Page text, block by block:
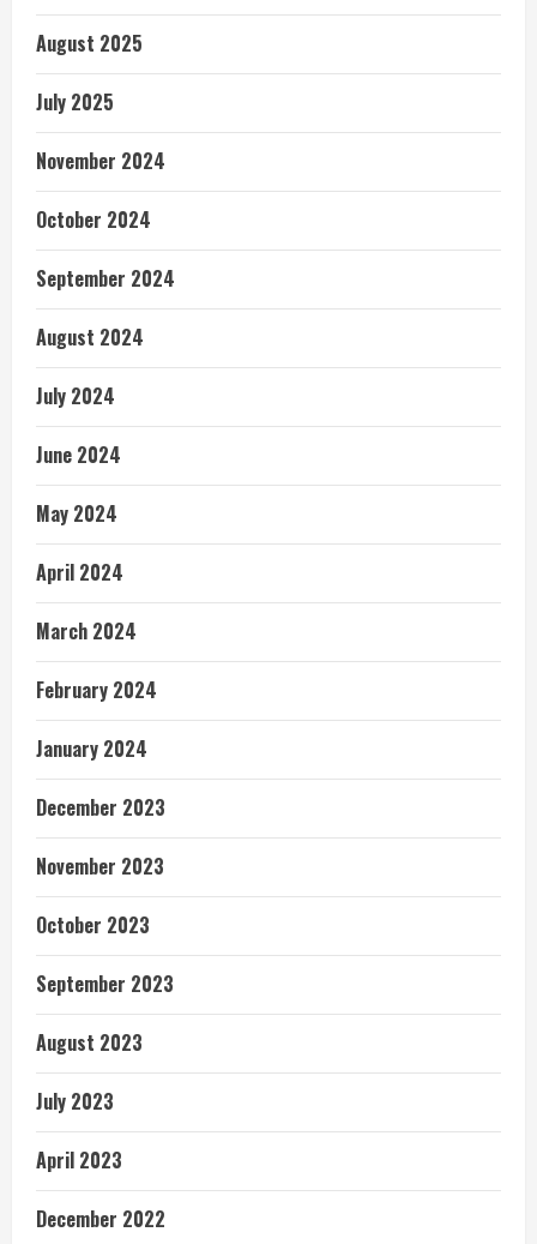
August 2025
July 2025
November 2024
October 2024
September 2024
August 2024
July 2024
June 2024
May 2024
April 2024
March 2024
February 2024
January 2024
December 2023
November 2023
October 2023
September 2023
August 2023
July 2023
April 2023
December 2022